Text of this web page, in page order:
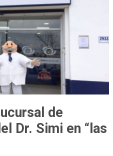
de
Dr. Simi en “las